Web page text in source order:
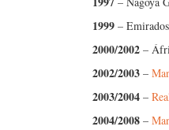
1999 –
2000/2002 –
2002/2003 –
2003/2004 –
2004/2008 –